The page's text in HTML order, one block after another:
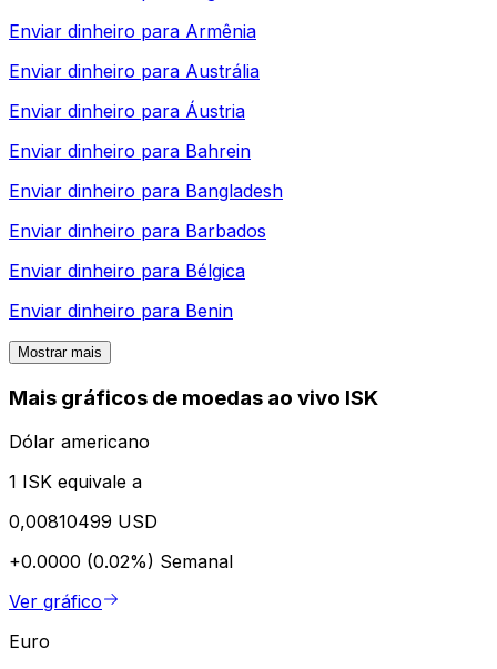
Enviar dinheiro para Armênia
Enviar dinheiro para Austrália
Enviar dinheiro para Áustria
Enviar dinheiro para Bahrein
Enviar dinheiro para Bangladesh
Enviar dinheiro para Barbados
Enviar dinheiro para Bélgica
Enviar dinheiro para Benin
Mostrar mais
Mais gráficos de moedas ao vivo ISK
Dólar americano
1 ISK equivale a
0,00810499 USD
+0.0000 (0.02%) Semanal
Ver gráfico
Euro